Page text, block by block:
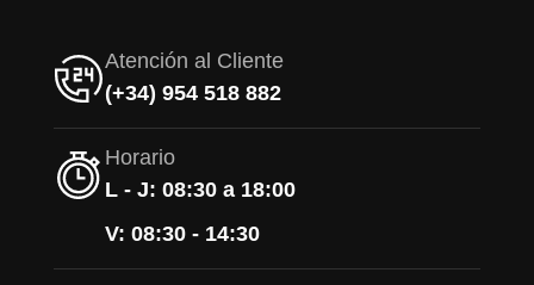
Atención al Cliente
(+34) 954 518 882
Horario
L - J: 08:30 a 18:00
V: 08:30 - 14:30